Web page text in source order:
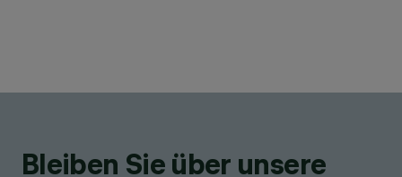
Bleiben Sie über unsere